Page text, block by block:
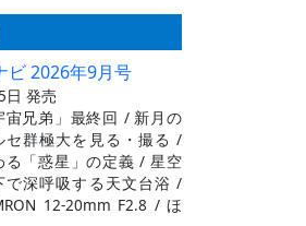
ビ 2026年9月号
日 発売
宙兄弟」最終回 / 新月の
セ群極大を見る・撮る /
る「惑星」の定義 / 星空
で深呼吸する天文台浴 /
12-20mm F2.8 / ほ